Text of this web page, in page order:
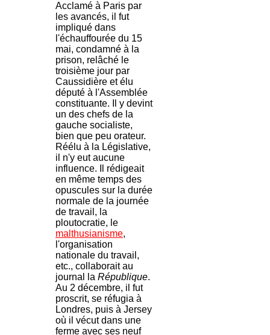
Acclamé à Paris par
les avancés, il fut
impliqué dans
l'échauffourée du 15
mai, condamné à la
prison, relâché le
troisième jour par
Caussidière et élu
député à l'Assemblée
constituante. Il y devint
un des chefs de la
gauche socialiste,
bien que peu orateur.
Réélu à la Législative,
il n'y eut aucune
influence. Il rédigeait
en même temps des
opuscules sur la durée
normale de la journée
de travail, la
ploutocratie, le
malthusianisme,
l'organisation
nationale du travail,
etc., collaborait au
journal la République.
Au 2 décembre, il fut
proscrit, se réfugia à
Londres, puis à Jersey
où il vécut dans une
ferme avec ses neuf